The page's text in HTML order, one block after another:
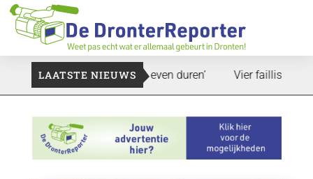
LAATSTE NIEUWS
‘Dat zal ook nog wel even duren’ Vier